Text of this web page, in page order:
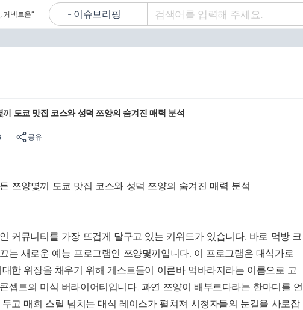
커넥트온”
도쿄 맛집 코스와 성덕 쯔양의 숨겨진 매력 분석
공유
커뮤니티를 가장 뜨겁게 달구고 있는 키워드가 있습니다. 바로 먹방 크
는 새로운 예능 프로그램인 쯔양몇끼입니다. 이 프로그램은 대식가로
한 위장을 채우기 위해 게스트들이 이른바 먹바라지라는 이름으로 고
셉트의 미식 버라이어티입니다. 과연 쯔양이 배부르다라는 한마디를 언
고 매회 스릴 넘치는 대식 레이스가 펼쳐져 시청자들의 눈길을 사로잡